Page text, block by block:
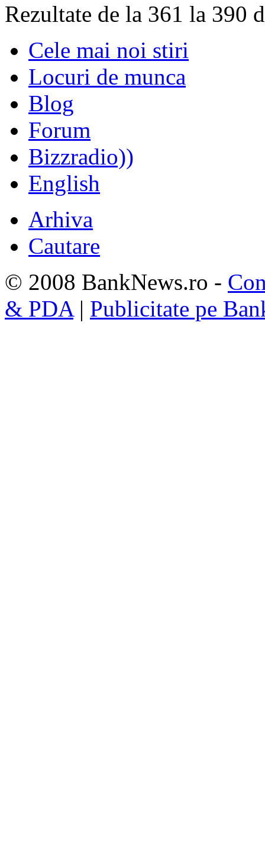
Rezultate de la 361 la 390
Cele mai noi stiri
Locuri de munca
Blog
Forum
Bizzradio))
English
Arhiva
Cautare
© 2008 BankNews.ro -
& PDA| Publicitate pe